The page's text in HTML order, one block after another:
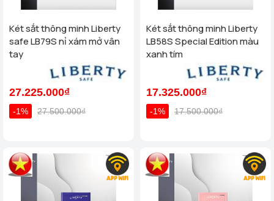
Két sắt thông minh Liberty
safe LB79S nỉ xám mở vân
tay
27.225.000₫
-1% 27.500.000₫
Két sắt thông minh Liberty
LB58S Special Edition màu
xanh tím
17.325.000₫
-1% 17.500.000₫